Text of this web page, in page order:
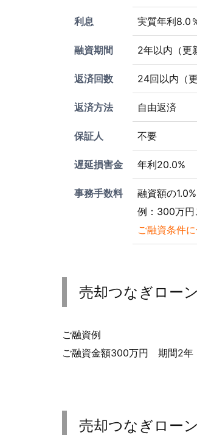
利息 実質年利8.0
融資期間 2年以内（更
返済回数 24回以内（更
返済方法 自由返済
保証人 不要
遅延損害金 年利20.0%
事務手数料
融資額の
例：300万
ご融資条件
売却つなぎロー
ご融資例
ご融資金額300万円 期間2
売却つなぎロー